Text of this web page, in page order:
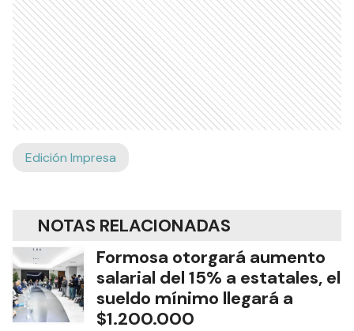
Edición Impresa
NOTAS RELACIONADAS
Formosa otorgará aumento
salarial del 15% a estatales, el
sueldo mínimo llegará a
$1.200.000